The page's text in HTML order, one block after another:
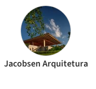
Jacobsen Arquitetura